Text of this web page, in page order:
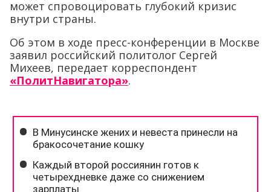
может спровоцировать глубокий кризис
внутри страны.
Об этом в ходе пресс-конференции в Москве
заявил российский политолог Сергей
Михеев, передает корреспондент
«ПолитНавигатора».